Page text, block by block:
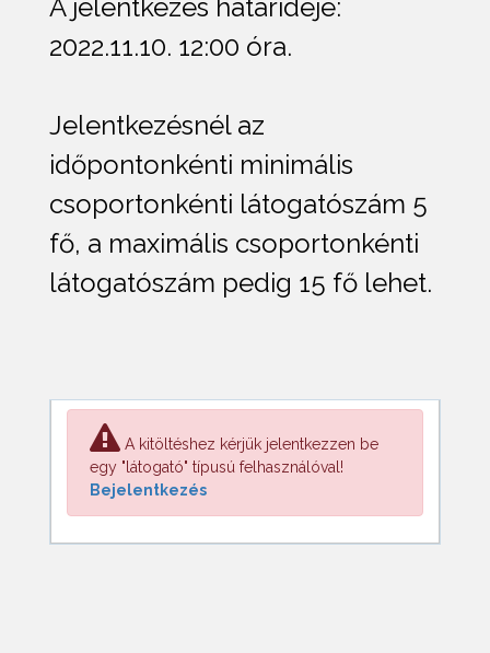
A jelentkezés határideje:
2022.11.10. 12:00 óra.
Jelentkezésnél az
időpontonkénti minimális
csoportonkénti látogatószám 5
fő, a maximális csoportonkénti
látogatószám pedig 15 fő lehet.
A kitöltéshez kérjük jelentkezzen be
egy "látogató" típusú felhasználóval!
Bejelentkezés